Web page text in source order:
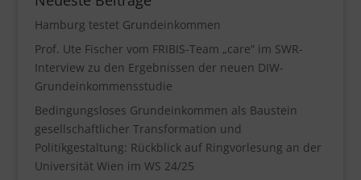
Hamburg testet Grundeinkommen
Prof. Ute Fischer vom FRIBIS-Team „care“ im SWR-
Interview zu den Ergebnissen der neuen DIW-
Grundeinkommensstudie
Bedingungsloses Grundeinkommen als Baustein
gesellschaftlicher Transformation und
Politikgestaltung: Rückblick auf Ringvorlesung an der
Universität Wien im WS 24/25